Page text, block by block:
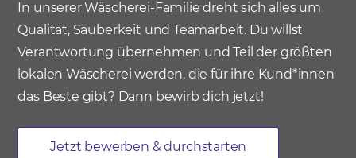
In unserer Wäscherei-Familie dreht sich alles um
Qualität, Sauberkeit und Teamarbeit. Du willst
Verantwortung übernehmen und Teil der größten
lokalen Wäscherei werden, die für ihre Kund*innen
das Beste gibt? Dann bewirb dich jetzt!
Jetzt bewerben & durchstarten